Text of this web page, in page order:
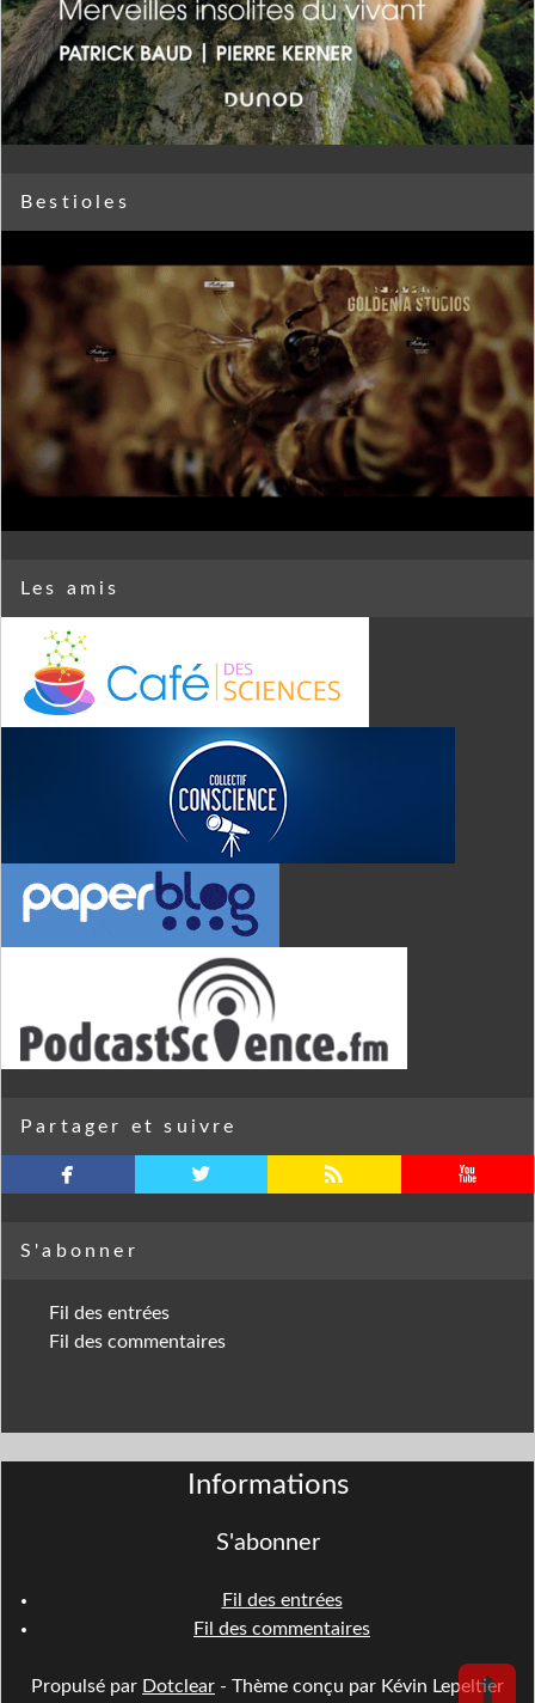
Bestioles
Les amis
Partager et suivre
facebook twitterbird rss youtube
S'abonner
Fil des entrées
Fil des commentaires
⬆
Informations
S'abonner
Fil des entrées
Fil des commentaires
Propulsé par Dotclear - Thème conçu par Kévin Lepeltier